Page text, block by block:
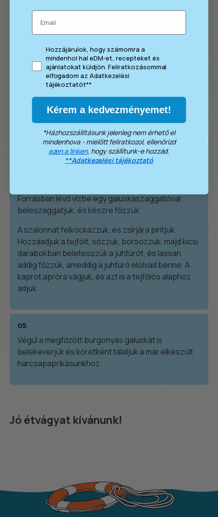
Hozzávalók
– 20 dkg füstölt házi szalonna
– 3 db tojás
– 10 dkg juhtúró
– 2 dl tejföl
– friss kapor
A lisztet egy keverőtálba tesszük, belereszeljük a
Forrásban lévő vízbe egy galuskaszaggatóval
beleszaggatjuk, és készre főzzük.
A szalonnát felkockázzuk, és zsírjára pirítjuk.
Hozzáadjuk a tejfölt, sózzuk, borsozzuk, majd kicsi
darabokban beletesszük a juhtúrót, és lassan
addig főzzük, ameddig a juhtúró elolvad benne. A
kaprot apróra vágjuk, és azt is a tejfölös alaphoz
adjuk.
05
Végül a megfőzött burgonyás galuskát is
belekeverjük és köretként tálaljuk a már elkészült
harcsapaprikásunkhoz.
Jó étvágyat kívánunk!
Email
consent
Hozzájárulok, hogy számomra a
mindenhol hal eDM-et, recepteket és
ajánlatokat küldjön. Feliratkozásommal
elfogadom az Adatkezelési
tájékoztatót**
Kérem a kedvezményemet!
*Házhozszállításunk jelenleg nem érhető el
mindenhova - mielőtt feliratkozol, ellenőrizd
ezen a linken, hogy szállítunk-e hozzád.
**Adatkezelési tájékoztató